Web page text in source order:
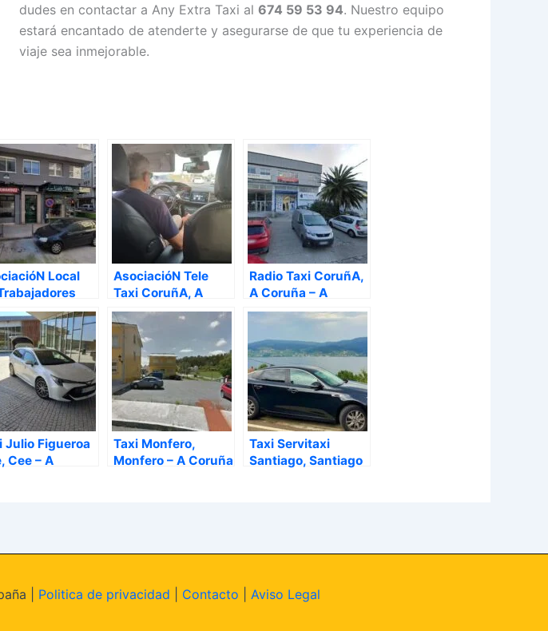
dudes en contactar a Any Extra Taxi al 674 59 53 94. Nuestro equipo
estará encantado de atenderte y asegurarse de que tu experiencia de
viaje sea inmejorable.
Local
De
Taxi, A Coruña
AsociacióN Tele
Taxi CoruñA, A
Coruña – A Coruña
Radio Taxi CoruñA,
A Coruña – A
Coruña
Julio Figueroa
Cee – A
Taxi Monfero,
Monfero – A Coruña
Taxi Servitaxi
Santiago, Santiago
| Politica de privacidad Contacto Aviso Legal